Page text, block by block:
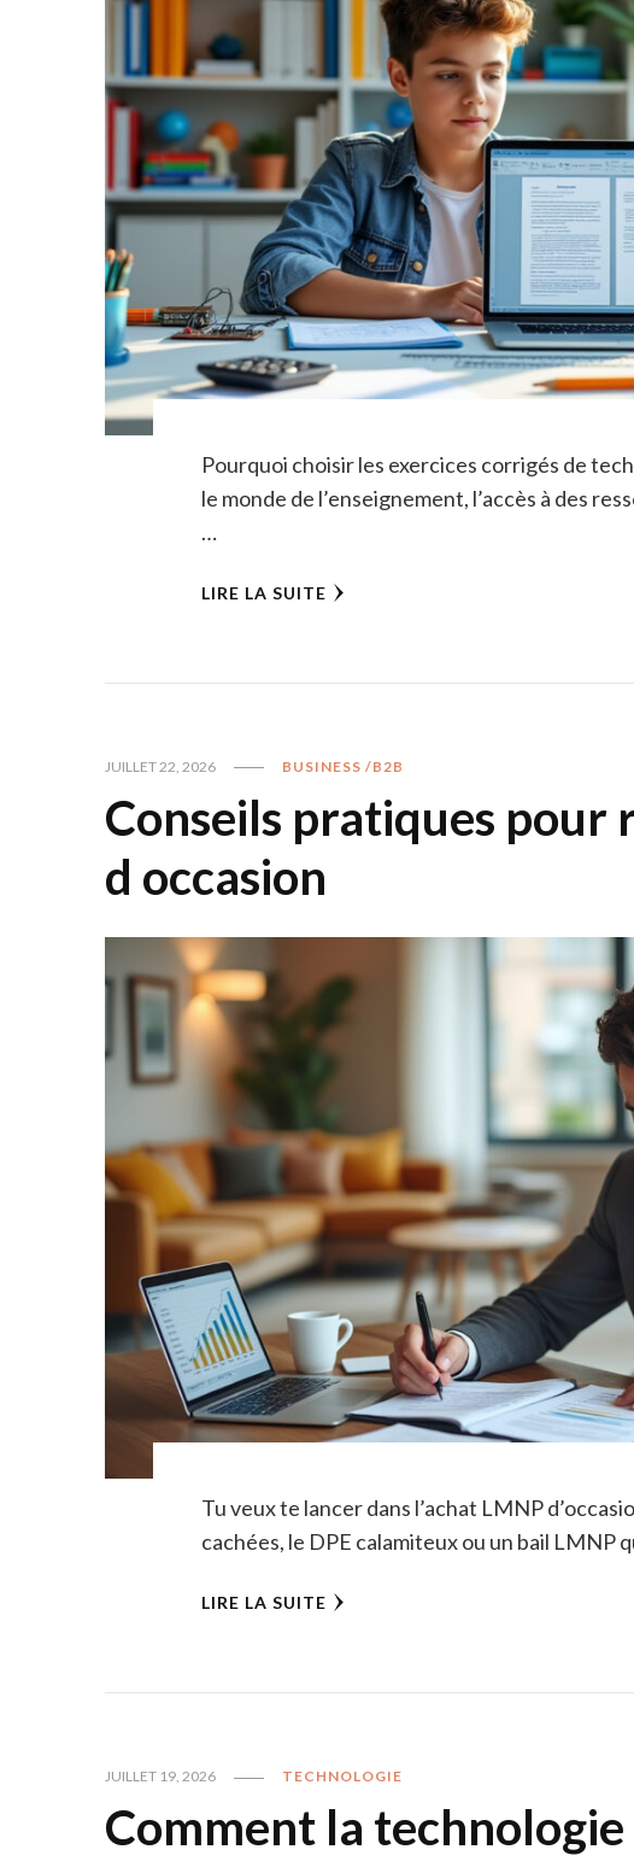
Pourquoi choisir les exercices corrigés de
le monde de l’enseignement, l’accès à des
…
LIRE LA SUITE
JUILLET 22, 2026 BUSINESS /B2B
Conseils pratiques pour
d occasion
Tu veux te lancer dans l’achat LMNP
cachées, le DPE calamiteux ou un bail LMNP
LIRE LA SUITE
JUILLET 19, 2026 TECHNOLOGIE
Comment la